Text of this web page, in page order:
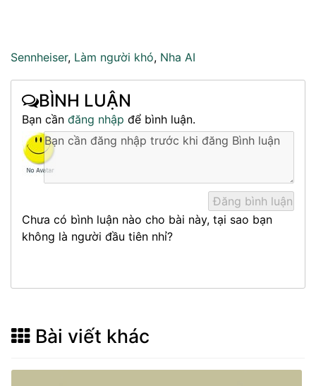
Sennheiser, Làm người khó, Nha AI
BÌNH LUẬN
Bạn cần đăng nhập để bình luận.
Chưa có bình luận nào cho bài này, tại sao bạn
không là người đầu tiên nhỉ?
Bài viết khác